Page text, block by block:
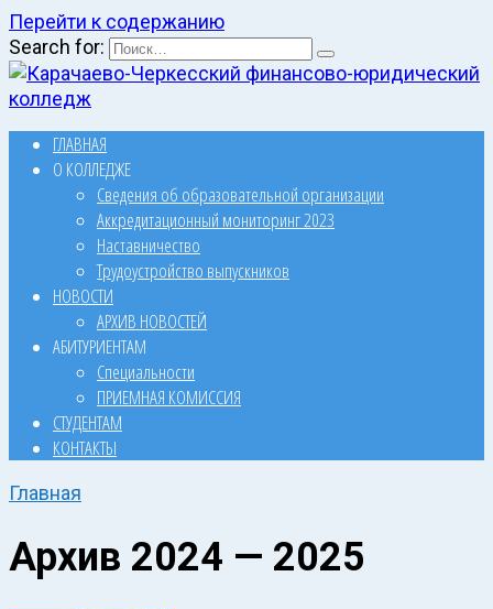
Перейти к содержанию
Search for:
ГЛАВНАЯ
О КОЛЛЕДЖЕ
Сведения об образовательной организации
Аккредитационный мониторинг 2023
Наставничество
Трудоустройство выпускников
НОВОСТИ
АРХИВ НОВОСТЕЙ
АБИТУРИЕНТАМ
Специальности
ПРИЕМНАЯ КОМИССИЯ
СТУДЕНТАМ
КОНТАКТЫ
Главная
Архив 2024 — 2025